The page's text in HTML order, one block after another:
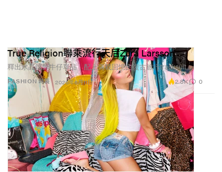
FASHION 時裝
True Religion聯乘流行天后Zara Larsson
釋出水晶鑲飾牛仔單品，配上滿載回憶的復古旅行tracksuit。
2026年6月11日 2.8K 0